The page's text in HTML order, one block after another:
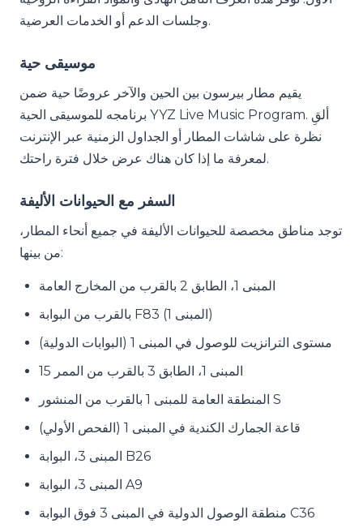
وجلسات الدعم أو الخدمات العرضية.
موسيقى حية
يقيم مطار بيرسون بين الحين والآخر عروضًا حية ضمن
برنامجه للموسيقى الحية YYZ Live Music Program. ألقِ
نظرة على شاشات المطار أو الجداول الزمنية عبر الإنترنت
لمعرفة ما إذا كان هناك عرض خلال فترة راحتك.
السفر مع الحيوانات الأليفة
توجد مناطق مخصصة للحيوانات الأليفة في جميع أنحاء المطار،
من بينها:
المبنى 1، الطابق 2 بالقرب من المخارج العامة
بالقرب من البوابة F83 (المبنى 1)
مستوى الترانزيت للوصول في المبنى 1 (البوابات الدولية)
المبنى 1، الطابق 3 بالقرب من الممر 15
المنطقة العامة للمبنى 1 بالقرب من المنشور S
قاعة الجمارك الكندية في المبنى 1 (الفحص الأولي)
المبنى 3، البوابة B26
المبنى 3، البوابة A9
منطقة الوصول الدولية في المبنى 3 فوق البوابة C36